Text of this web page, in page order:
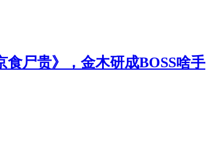
食尸贵》，金木研成BOSS啥手